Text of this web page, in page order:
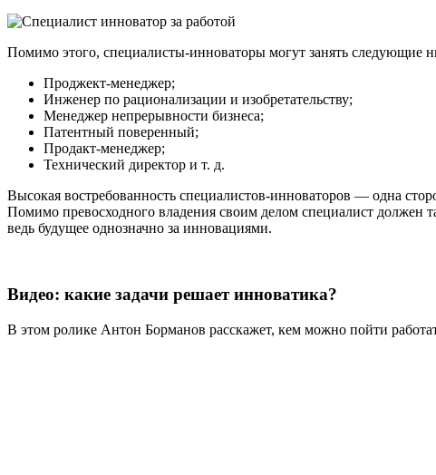
Помимо этого, специалисты-инноваторы могут занять следующие
Проджект-менеджер;
Инженер по рационализации и изобретательству;
Менеджер непрерывности бизнеса;
Патентный поверенный;
Продакт-менеджер;
Технический директор и т. д.
Высокая востребованность специалистов-инноваторов — одна
Помимо превосходного владения своим делом специалист должен
ведь будущее однозначно за инновациями.
Видео: какие задачи решает инноватика?
В этом ролике Антон Борманов расскажет, кем можно пойти